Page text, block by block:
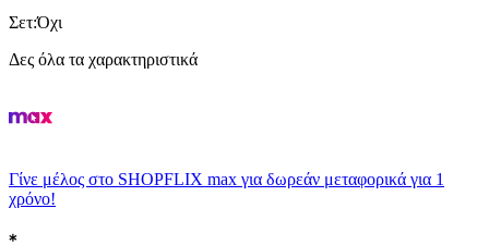
Σετ:Όχι
Δες όλα τα χαρακτηριστικά
Γίνε μέλος στο SHOPFLIX max για δωρεάν μεταφορικά για 1
χρόνο!